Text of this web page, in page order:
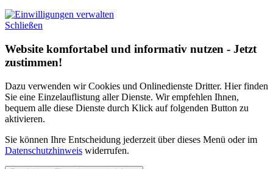
Schließen
Website komfortabel und informativ nutzen - Jetzt
zustimmen!
Dazu verwenden wir Cookies und Onlinedienste Dritter. Hier finden
Sie eine Einzelauflistung aller Dienste. Wir empfehlen Ihnen,
bequem alle diese Dienste durch Klick auf folgenden Button zu
aktivieren.
Sie können Ihre Entscheidung jederzeit über dieses Menü oder im
Datenschutzhinweis widerrufen.